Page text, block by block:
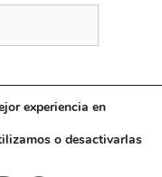
experiencia en
o desactivarlas